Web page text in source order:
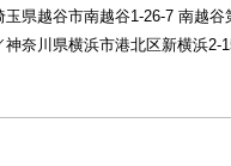
玉県越谷市南越谷1-26-7 南越谷
神奈川県横浜市港北区新横浜2-